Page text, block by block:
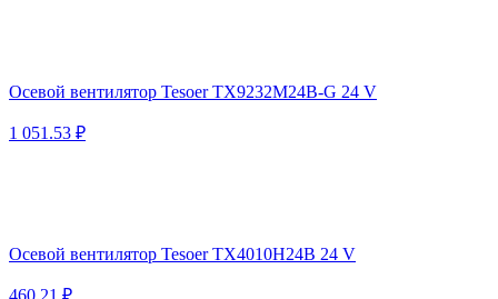
Осевой вентилятор Tesoer TX9232M24B-G 24 V
1 051.53 ₽
Осевой вентилятор Tesoer TX4010H24B 24 V
460.21 ₽